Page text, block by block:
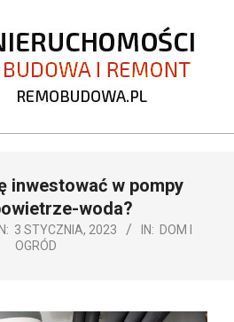
inwestować w pompy
woda?
3 STYCZNIA, 2023 IN: DOM I
OGRÓD